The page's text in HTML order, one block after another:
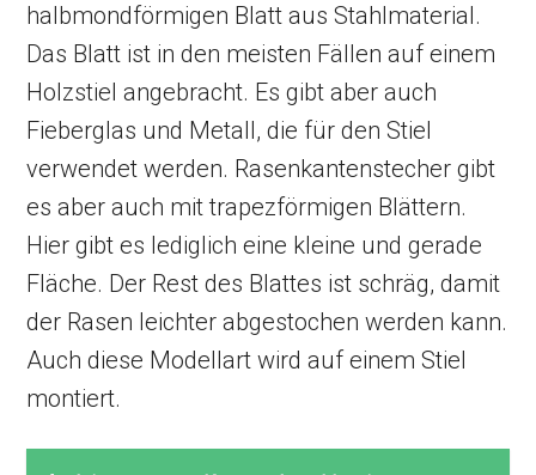
halbmondförmigen Blatt aus Stahlmaterial.
Das Blatt ist in den meisten Fällen auf einem
Holzstiel angebracht. Es gibt aber auch
Fieberglas und Metall, die für den Stiel
verwendet werden. Rasenkantenstecher gibt
es aber auch mit trapezförmigen Blättern.
Hier gibt es lediglich eine kleine und gerade
Fläche. Der Rest des Blattes ist schräg, damit
der Rasen leichter abgestochen werden kann.
Auch diese Modellart wird auf einem Stiel
montiert.